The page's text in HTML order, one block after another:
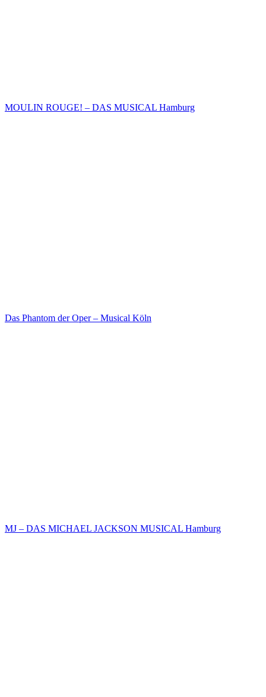
MOULIN ROUGE! – DAS MUSICAL Hamburg
Das Phantom der Oper – Musical Köln
MJ – DAS MICHAEL JACKSON MUSICAL Hamburg